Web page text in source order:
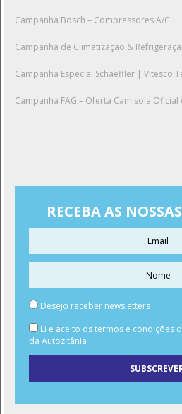
Campanha Bosch – Compressores A/C
Campanha de Climatização &
Campanha Especial Schaeffler | Vitesco
Campanha FAG – Oferta Camisola Oficial
RECEBA AS
Desejo receber newsletters
Li e aceito os termos e condições
da Autozitânia